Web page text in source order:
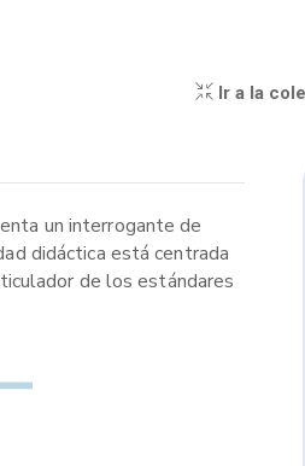
Ir a la
un interrogante de
didáctica está centrada
de los estándares